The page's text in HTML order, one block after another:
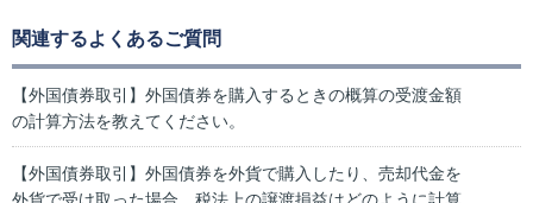
関連するよくあるご質問
【外国債券取引】外国債券を購入するときの概算の受渡金額
の計算方法を教えてください。
【外国債券取引】外国債券を外貨で購入したり、売却代金を
外貨で受け取った場合、税法上の譲渡損益はどのように計算